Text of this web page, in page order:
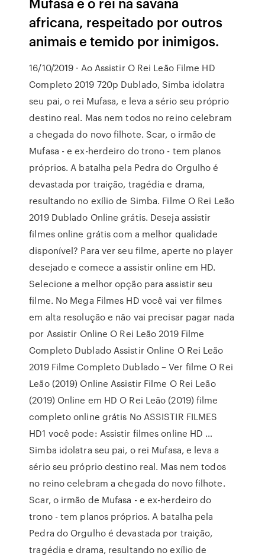
africana, respeitado por outros
animais e temido por inimigos.
16/10/2019 · Ao Assistir O Rei Leão Filme HD
Completo 2019 720p Dublado, Simba idolatra
seu pai, o rei Mufasa, e leva a sério seu próprio
destino real. Mas nem todos no reino celebram
a chegada do novo filhote. Scar, o irmão de
Mufasa - e ex-herdeiro do trono - tem planos
próprios. A batalha pela Pedra do Orgulho é
devastada por traição, tragédia e drama,
resultando no exílio de Simba. Filme O Rei Leão
2019 Dublado Online grátis. Deseja assistir
filmes online grátis com a melhor qualidade
disponível? Para ver seu filme, aperte no player
desejado e comece a assistir online em HD.
Selecione a melhor opção para assistir seu
filme. No Mega Filmes HD você vai ver filmes
em alta resolução e não vai precisar pagar nada
por Assistir Online O Rei Leão 2019 Filme
Completo Dublado Assistir Online O Rei Leão
2019 Filme Completo Dublado – Ver filme O Rei
Leão (2019) Online Assistir Filme O Rei Leão
(2019) Online em HD O Rei Leão (2019) filme
completo online grátis No ASSISTIR FILMES
HD1 você pode: Assistir filmes online HD …
Simba idolatra seu pai, o rei Mufasa, e leva a
sério seu próprio destino real. Mas nem todos
no reino celebram a chegada do novo filhote.
Scar, o irmão de Mufasa - e ex-herdeiro do
trono - tem planos próprios. A batalha pela
Pedra do Orgulho é devastada por traição,
tragédia e drama, resultando no exílio de